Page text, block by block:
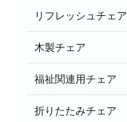
リフレッシュチェア
木製チェア
福祉関連用チェア
折りたたみチェア